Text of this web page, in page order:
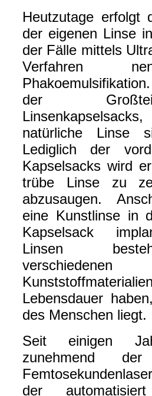
Heutzutage erfolgt
der eigenen Linse
der Fälle mittels
Verfahren
der
natürliche Linse
Lediglich der
Kapselsacks wird
trübe Linse zu
abzusaugen.
eine Kunstlinse in
Kapselsack
Linsen
verschiedenen
Lebensdauer
des Menschen liegt.
Seit einigen
zunehmend der
der